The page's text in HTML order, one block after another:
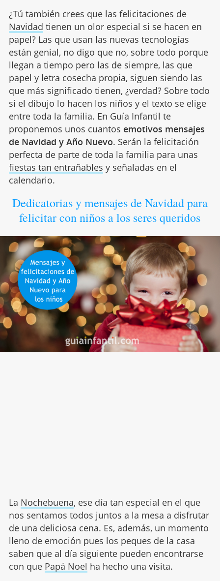
¿Tú también crees que las felicitaciones de
Navidad tienen un olor especial si se hacen en
papel? Las que usan las nuevas tecnologías
están genial, no digo que no, sobre todo porque
llegan a tiempo pero las de siempre, las que
papel y letra cosecha propia, siguen siendo las
que más significado tienen, ¿verdad? Sobre todo
si el dibujo lo hacen los niños y el texto se elige
entre toda la familia. En Guía Infantil te
proponemos unos cuantos emotivos mensajes
de Navidad y Año Nuevo. Serán la felicitación
perfecta de parte de toda la familia para unas
fiestas tan entrañables y señaladas en el
calendario.
Dedicatorias y mensajes de Navidad para
felicitar con niños a los seres queridos
La Nochebuena, ese día tan especial en el que
nos sentamos todos juntos a la mesa a disfrutar
de una deliciosa cena. Es, además, un momento
lleno de emoción pues los peques de la casa
saben que al día siguiente pueden encontrarse
con que Papá Noel ha hecho una visita.